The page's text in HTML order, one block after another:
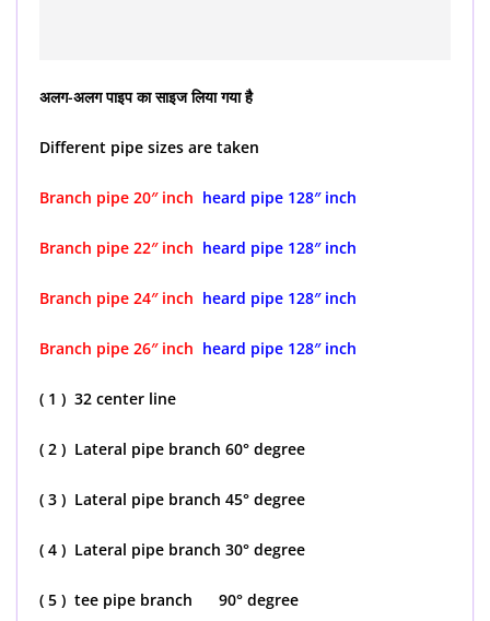
अलग-अलग पाइप का साइज लिया गया है
Different pipe sizes are taken
Branch pipe 20″ inch heard pipe 128″ inch
Branch pipe 22″ inch heard pipe 128″ inch
Branch pipe 24″ inch heard pipe 128″ inch
Branch pipe 26″ inch heard pipe 128″ inch
( 1 ) 32 center line
( 2 ) Lateral pipe branch 60° degree
( 3 ) Lateral pipe branch 45° degree
( 4 ) Lateral pipe branch 30° degree
( 5 ) tee pipe branch 90° degree